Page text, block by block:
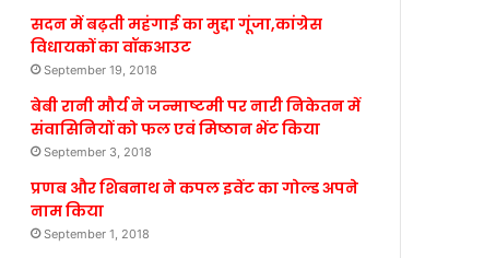
सदन में बढ़ती महंगाई का मुद्दा गूंजा,कांग्रेस
विधायकों का वॉकआउट
September 19, 2018
बेबी रानी मौर्य ने जन्माष्टमी पर नारी निकेतन में
संवासिनियों को फल एवं मिष्ठान भेंट किया
September 3, 2018
प्रणब और शिबनाथ ने कपल इवेंट का गोल्ड अपने
नाम किया
September 1, 2018